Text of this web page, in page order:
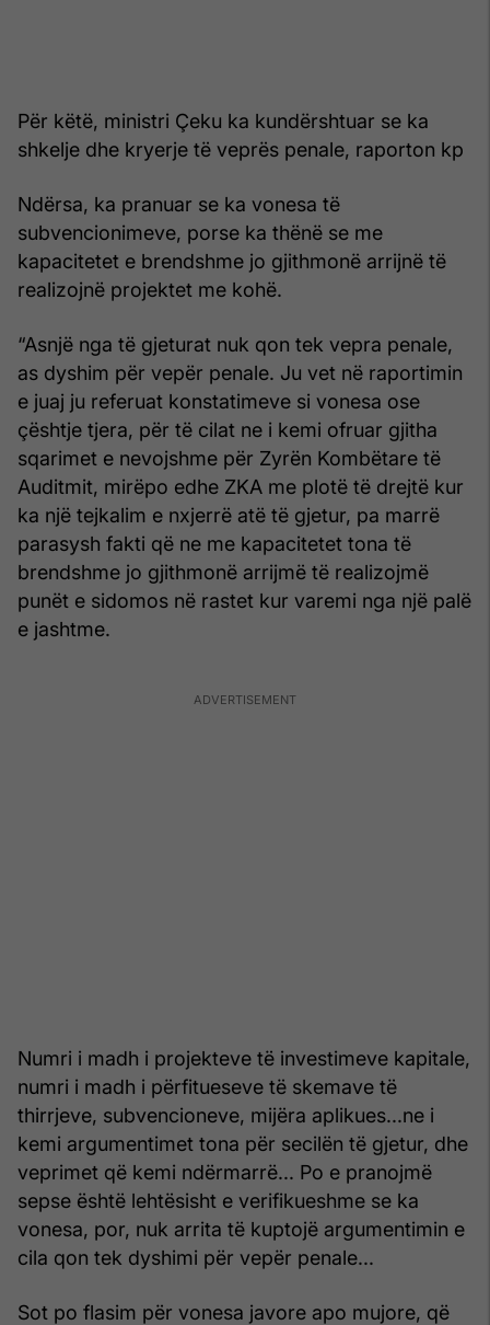
Për këtë, ministri Çeku ka kundërshtuar se ka
shkelje dhe kryerje të veprës penale, raporton kp
Ndërsa, ka pranuar se ka vonesa të
subvencionimeve, porse ka thënë se me
kapacitetet e brendshme jo gjithmonë arrijnë të
realizojnë projektet me kohë.
“Asnjë nga të gjeturat nuk qon tek vepra penale,
as dyshim për vepër penale. Ju vet në raportimin
e juaj ju referuat konstatimeve si vonesa ose
çështje tjera, për të cilat ne i kemi ofruar gjitha
sqarimet e nevojshme për Zyrën Kombëtare të
Auditmit, mirëpo edhe ZKA me plotë të drejtë kur
ka një tejkalim e nxjerrë atë të gjetur, pa marrë
parasysh fakti që ne me kapacitetet tona të
brendshme jo gjithmonë arrijmë të realizojmë
punët e sidomos në rastet kur varemi nga një palë
e jashtme.
Numri i madh i projekteve të investimeve kapitale,
numri i madh i përfitueseve të skemave të
thirrjeve, subvencioneve, mijëra aplikues...ne i
kemi argumentimet tona për secilën të gjetur, dhe
veprimet që kemi ndërmarrë... Po e pranojmë
sepse është lehtësisht e verifikueshme se ka
vonesa, por, nuk arrita të kuptojë argumentimin e
cila qon tek dyshimi për vepër penale...
Sot po flasim për vonesa javore apo mujore, që